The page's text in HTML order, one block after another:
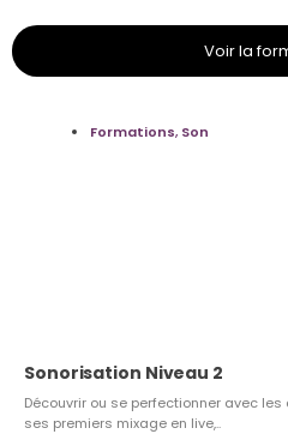
Voir la
Sonorisation Niveau 2
Découvrir ou se perfectionner avec
ses premiers mixage en live,..
Formations, Son